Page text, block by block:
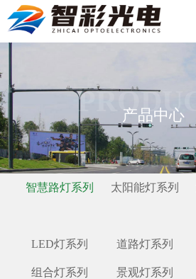
产品中心
智慧路灯系列 太阳能灯系列
LED灯系列 道路灯系列
组合灯系列 景观灯系列